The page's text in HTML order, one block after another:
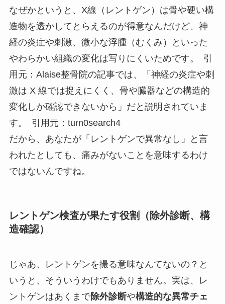
なぜかというと、X線（レントゲン）は骨や硬い構
造物を透かしてとらえるのが得意なんだけど、神
経の炎症や刺激、微小な浮腫（むくみ）といった
やわらかい組織の変化は写りにくいためです。 引
用元：Alaise整骨院の記事では、「神経の炎症や刺
激は X 線では捉えにくく、骨や臓器などの構造的
変化しか確認できないから」だと説明されていま
す。 引用元：turn0search4
だから、あなたが「レントゲンで異常なし」と言
われたとしても、痛みがないことを意味するわけ
ではないんですね。
レントゲン検査が果たす役割（除外診断、構
造確認）
じゃあ、レントゲンを撮る意味なんてないの？と
いうと、そういうわけでもありません。実は、レ
ントゲンはあくまで除外診断や構造的な異常チェ